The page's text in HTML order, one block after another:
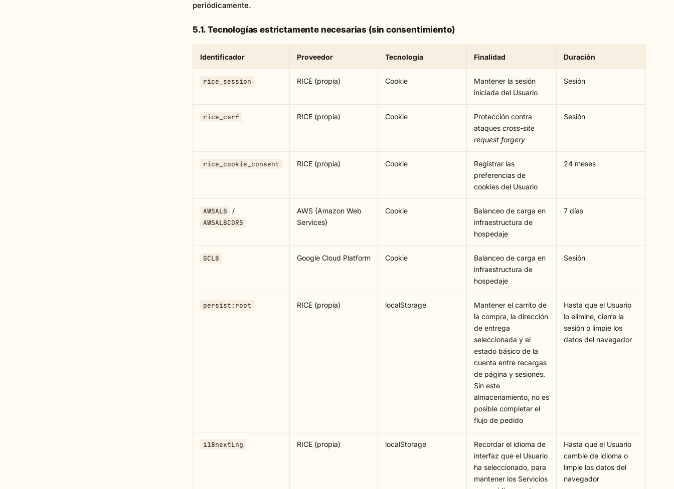
periódicamente.
5.1. Tecnologías estrictamente necesarias (sin consentimiento)
Identificador Proveedor Tecnología Finalidad Duración
rice_session RICE (propia) Cookie
Mantener la sesión
iniciada del Usuario
Sesión
rice_csrf RICE (propia) Cookie
Protección contra
ataques cross-site
request forgery
Sesión
rice_cookie_consent RICE (propia) Cookie
Registrar las
preferencias de
cookies del Usuario
24 meses
AWSALB
/
AWSALBCORS
AWS (Amazon Web
Services)
Cookie
Balanceo de carga en
infraestructura de
hospedaje
7 días
GCLB Google Cloud Platform Cookie
Balanceo de carga en
infraestructura de
hospedaje
Sesión
persist:root RICE (propia) localStorage
Mantener el carrito de
la compra, la dirección
de entrega
seleccionada y el
estado básico de la
cuenta entre recargas
de página y sesiones.
Sin este
almacenamiento, no es
posible completar el
flujo de pedido
Hasta que el Usuario
lo elimine, cierre la
sesión o limpie los
datos del navegador
i18nextLng RICE (propia) localStorage
Recordar el idioma de
interfaz que el Usuario
ha seleccionado, para
mantener los Servicios
Hasta que el Usuario
cambie de idioma o
limpie los datos del
navegador